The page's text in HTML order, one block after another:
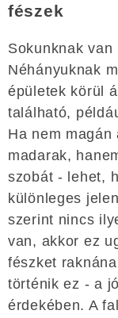
fészek
Sokunknak
Néhányuknak
épületek körül
található,
Ha nem
madarak,
szobát - lehet,
különleges
szerint nincs
van, akkor ez
fészket
történik ez - a
érdekében. A